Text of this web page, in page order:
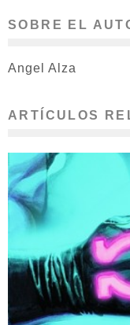
SOBRE EL
Angel Alza
ARTÍCULOS